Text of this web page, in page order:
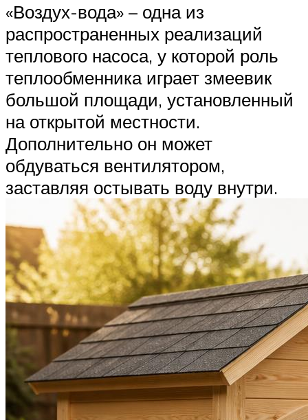
«Воздух-вода» – одна из
распространенных реализаций
теплового насоса, у которой роль
теплообменника играет змеевик
большой площади, установленный
на открытой местности.
Дополнительно он может
обдуваться вентилятором,
заставляя остывать воду внутри.